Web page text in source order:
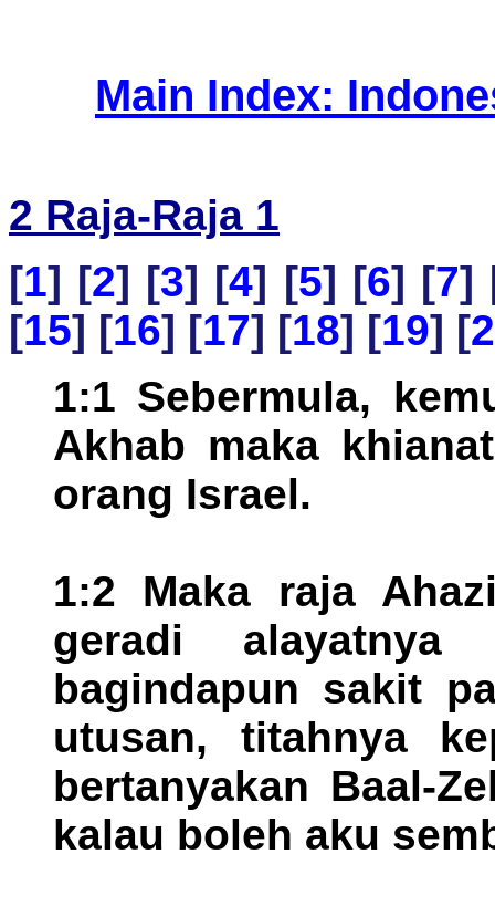
Main Index:
2 Raja-Raja 1
[1] [2] [3] [4] [5] [6] [7]
[15] [16] [17] [18] [19] [
1:1 Sebermula,
Akhab maka
orang Israel.
1:2 Maka raja
geradi alayatnya
bagindapun sakit
utusan, titahnya
bertanyakan Baal-
kalau boleh aku